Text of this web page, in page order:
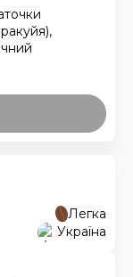
Легка
Україна